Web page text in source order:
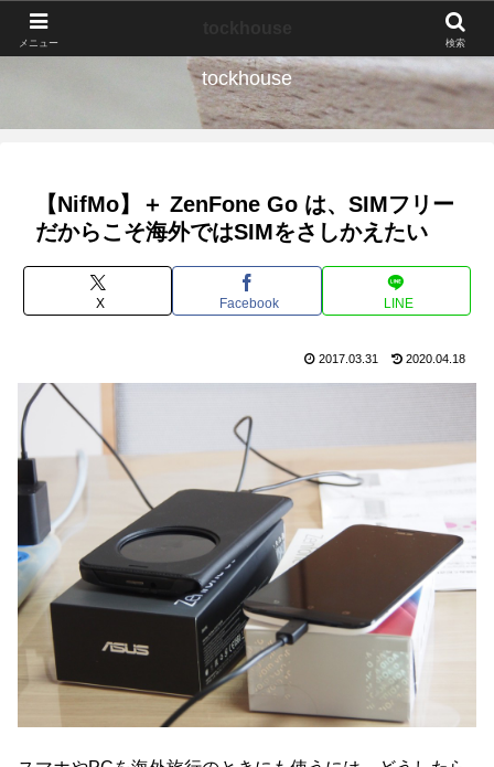
tockhouse
【NifMo】＋ ZenFone Go は、SIMフリー
だからこそ海外ではSIMをさしかえたい
X Facebook LINE
2017.03.31 2020.04.18
メニュー 検索